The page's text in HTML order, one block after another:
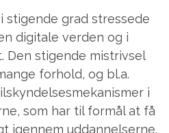
stigende grad stressede
digitale verden og i
Den stigende mistrivsel
forhold, og bl.a.
i
som har til formål at få
igennem uddannelserne.